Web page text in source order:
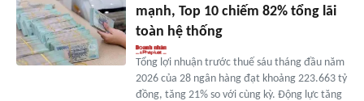
mạnh, Top 10 chiếm 82% tổng lãi
toàn hệ thống
Tổng lợi nhuận trước thuế sáu tháng đầu năm
2026 của 28 ngân hàng đạt khoảng 223.663 tỷ
đồng, tăng 21% so với cùng kỳ. Động lực tăng